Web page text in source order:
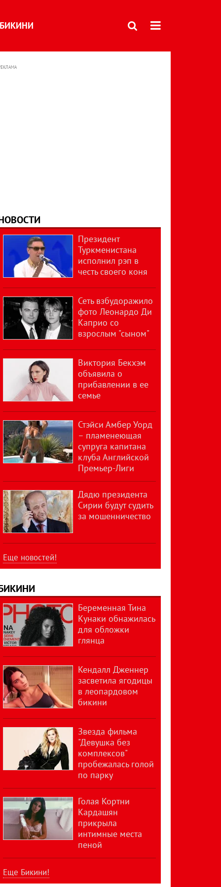
БИКИНИ
Президент
Туркменистана
исполнил рэп в
честь своего коня
Сеть взбудоражило
фото Леонардо Ди
Каприо со
взрослым "сыном"
Виктория Бекхэм
объявила о
прибавлении в ее
семье
Стэйси Амбер Уорд
– пламенеющая
супруга капитана
клуба Английской
Премьер-Лиги
Дядю президента
Сирии будут судить
за мошенничество
Еще новостей!
Беременная Тина
Кунаки обнажилась
для обложки
глянца
Кендалл Дженнер
засветила ягодицы
в леопардовом
бикини
Звезда фильма
"Девушка без
комплексов"
пробежалась голой
по парку
Голая Кортни
Кардашян
прикрыла
интимные места
пеной
Еще Бикини!